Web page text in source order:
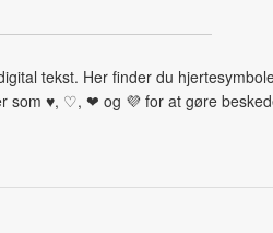
tekst. Her finder du
som ♥, ♡, ❤ og 💜 for at gøre